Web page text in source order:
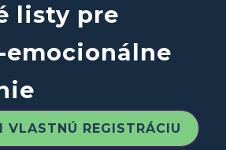
listy pre
emocionálne
VLASTNÚ REGISTRÁCIU